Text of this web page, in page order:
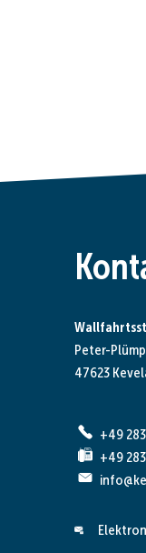
Peter-
47623
+49
+49